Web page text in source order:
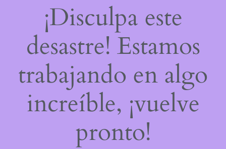
¡Disculpa este
desastre! Estamos
trabajando en algo
increíble, ¡vuelve
pronto!